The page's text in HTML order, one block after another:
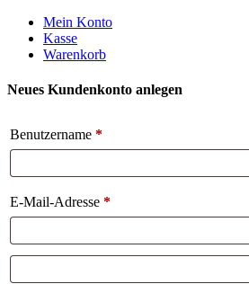
Weiter
zum
Inhalt
Mein Konto
Kasse
Warenkorb
Neues Kundenkonto anlegen
Benutzername *
E-Mail-Adresse *